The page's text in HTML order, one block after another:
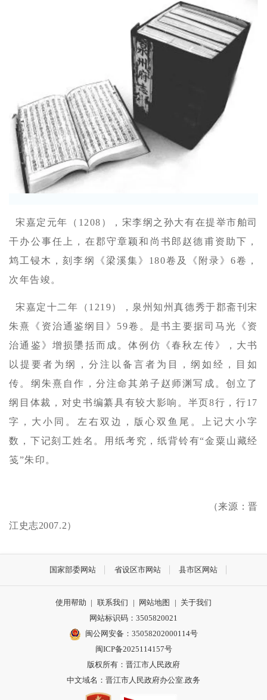
宋嘉定元年（1208），宋李纲之孙大有在提举市舶司
干办公事任上，在郡守章颖和尚书郎赵德甫资助下，
鸩工锓木，刻李纲《梁溪集》180卷及《附录》6卷，
次年告竣。
宋嘉定十二年（1219），泉州知州真德秀于郡斋刊宋
朱熹《资治通鉴纲目》59卷。是书主要据司马光《资
治通鉴》增损櫽括而成。体例仿《春秋左传》，大书
以提要者为纲，分注以备言者为目，纲如经，目如
传。纲朱熹自作，分注命其弟子赵师渊写成。创立了
纲目体裁，对史书编纂具有较大影响。半页8行，行17
字，大小同。左右双边，版心双鱼尾。上记大小字
数，下记刻工姓名。用纸考究，纸背铃有“金粟山藏经
笺”朱印。
（来源：晋
江史志2007.2）
国家部委网站 省设区市网站 县市区网站
使用帮助 | 联系我们 | 网站地图 | 关于我们
网站标识码：3505820021
闽公网安备：35058202000114号
闽ICP备2025114157号
版权所有：晋江市人民政府
中文域名：晋江市人民政府办公室.政务